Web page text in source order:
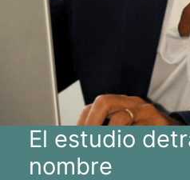
El estudio
nombre